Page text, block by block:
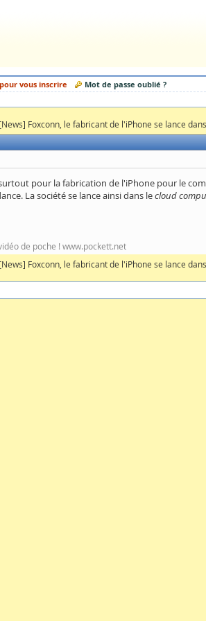
vous inscrire
Mot de passe oublié ?
[News] Foxconn, le fabricant de l'iPhone se lance
pour la fabrication de l'iPhone pour le
La société se lance ainsi dans lecloud
de poche ! www.pockett.net
[News] Foxconn, le fabricant de l'iPhone se lance